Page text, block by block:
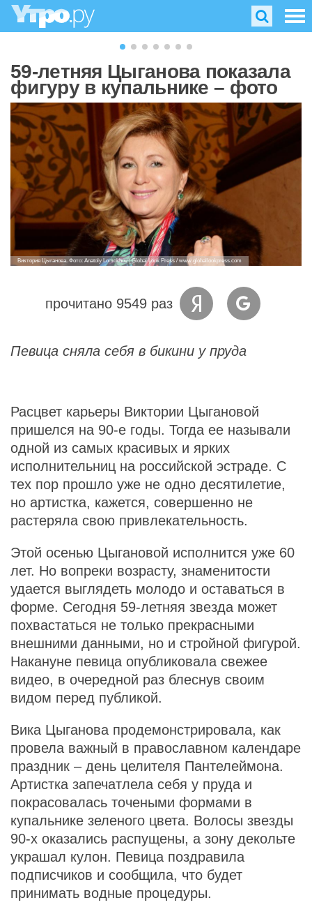
59-летняя Цыганова показала
фигуру в купальнике – фото
Виктория Цыганова. Фото: Anatoly Lomokhov / Global Look Press / www.globallookpress.com
прочитано 9549 раз
Певица сняла себя в бикини у пруда
Расцвет карьеры Виктории Цыгановой
пришелся на 90-е годы. Тогда ее называли
одной из самых красивых и ярких
исполнительниц на российской эстраде. С
тех пор прошло уже не одно десятилетие,
но артистка, кажется, совершенно не
растеряла свою привлекательность.
Этой осенью Цыгановой исполнится уже 60
лет. Но вопреки возрасту, знаменитости
удается выглядеть молодо и оставаться в
форме. Сегодня 59-летняя звезда может
похвастаться не только прекрасными
внешними данными, но и стройной фигурой.
Накануне певица опубликовала свежее
видео, в очередной раз блеснув своим
видом перед публикой.
Вика Цыганова продемонстрировала, как
провела важный в православном календаре
праздник – день целителя Пантелеймона.
Артистка запечатлела себя у пруда и
покрасовалась точеными формами в
купальнике зеленого цвета. Волосы звезды
90-х оказались распущены, а зону декольте
украшал кулон. Певица поздравила
подписчиков и сообщила, что будет
принимать водные процедуры.